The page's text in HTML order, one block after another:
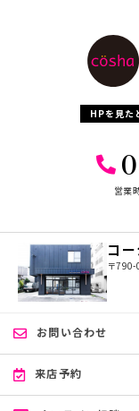
HPを見た
営業
コ
〒
お問い合わせ
来店予約